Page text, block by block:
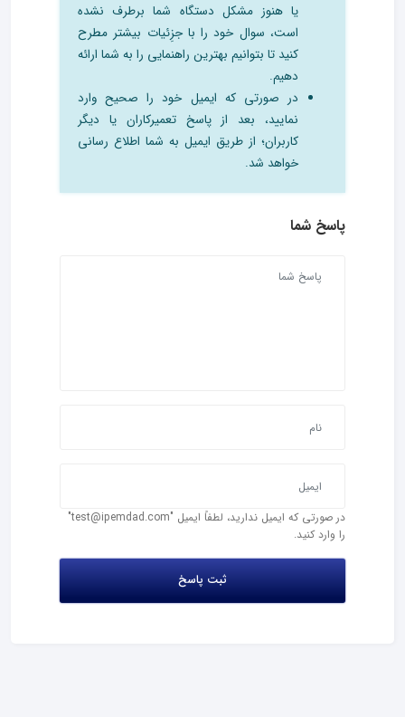
یا هنوز مشکل دستگاه شما برطرف نشده
است، سوال خود را با جزِئیات بیشتر مطرح
کنید تا بتوانیم بهترین راهنمایی را به شما ارائه
دهیم.
در صورتی که ایمیل خود را صحیح وارد
نمایید، بعد از پاسخ تعمیرکاران یا دیگر
کاربران؛ از طریق ایمیل به شما اطلاع رسانی
خواهد شد.
پاسخ شما
در صورتی که ایمیل ندارید، لطفاً ایمیل "test@ipemdad.com"
را وارد کنید.